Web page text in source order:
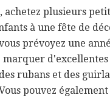
achetez plusieurs
à une fête de
prévoyez une
marquer
rubans et des
pouvez